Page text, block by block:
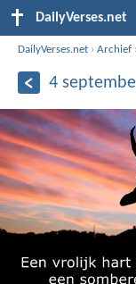
DailyVerses.net
DailyVerses.net ›Archief
4